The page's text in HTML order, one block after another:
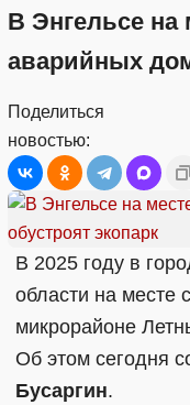
В Энгельсе на
аварийных
Поделиться
новостью:
В 2025 году в
области на месте
микрорайоне
Об этом сегодня
Бусаргин.